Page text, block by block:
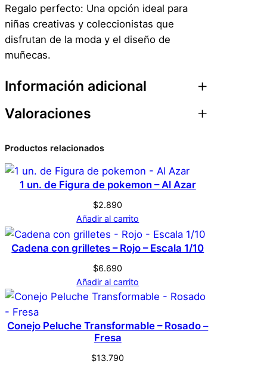
Regalo perfecto: Una opción ideal para
niñas creativas y coleccionistas que
disfrutan de la moda y el diseño de
muñecas.
Información adicional
Atributos
Dimensiones
Marca Genérico
Color Multicolor
Valoraciones
0 valoraciones en
Ropa para Muñeca –
Vestido Amarillo Rosa
No hay valoraciones aún. Solo los usuarios
registrados que hayan comprado este
Productos relacionados
1 un. de Figura de pokemon – Al Azar
$2.890
Añadir al carrito
Cadena con grilletes – Rojo – Escala 1/10
$6.690
Añadir al carrito
Conejo Peluche Transformable – Rosado –
Fresa
$13.790